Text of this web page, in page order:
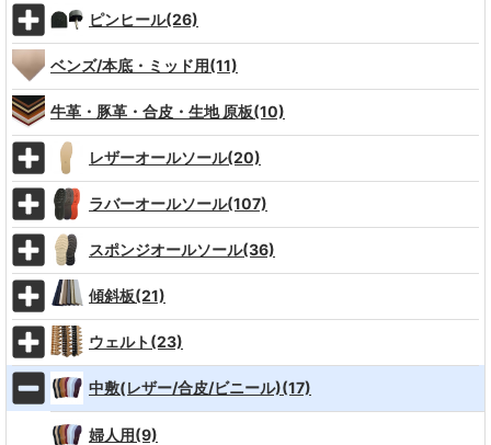
ピンヒール(26)
ベンズ/本底・ミッド用(11)
牛革・豚革・合皮・生地 原板(10)
レザーオールソール(20)
ラバーオールソール(107)
スポンジオールソール(36)
傾斜板(21)
ウェルト(23)
中敷(レザー/合皮/ビニール)(17)
婦人用(9)